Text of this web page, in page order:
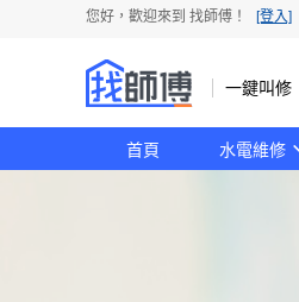
您好，歡迎來到 找師傅！ [登入]
一鍵叫
首頁 水電維修